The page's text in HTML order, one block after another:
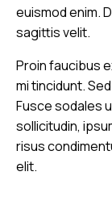
euismod enim.
sagittis velit.
Proin faucibus
mi tincidunt.
Fusce sodales
sollicitudin,
risus
elit.